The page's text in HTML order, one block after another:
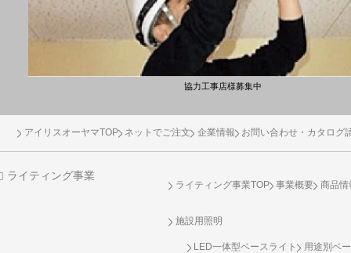
協力工事店様募集中
アイリスオーヤマTOP ネットでご注文 企業情報 お問い合わせ・カタログ
ライティング事業
ライティング事業TOP 事業概要 商品情
施設用照明
LED一体型ベースライト
用途別ベ